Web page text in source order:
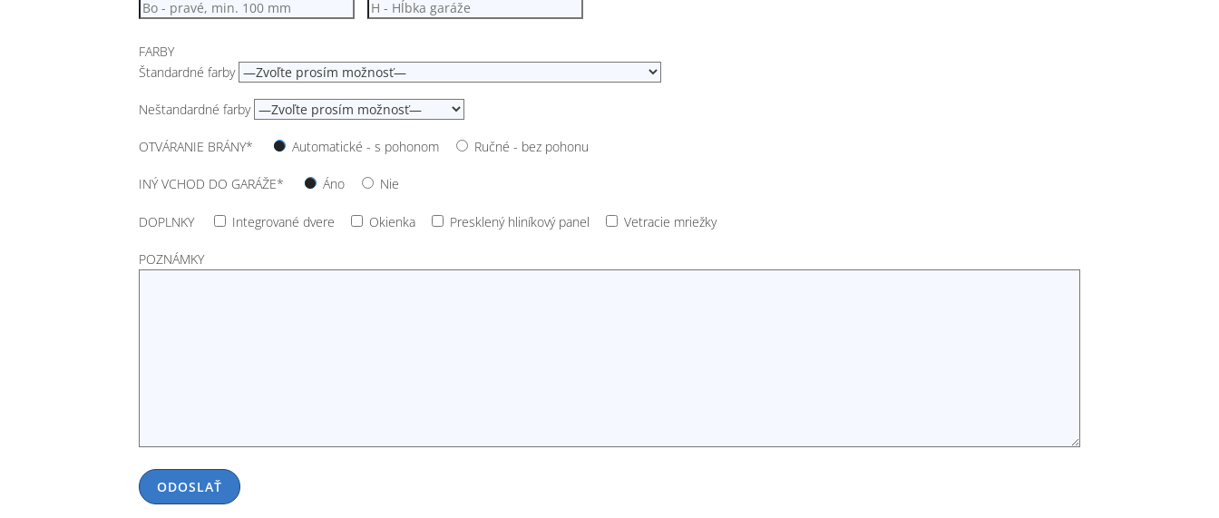
FARBY
Štandardné farby
Neštandardné farby
OTVÁRANIE BRÁNY* Automatické - s pohonom Ručné - bez pohonu
INÝ VCHOD DO GARÁŽE* Áno Nie
DOPLNKY Integrované dvere Okienka Presklený hliníkový panel Vetracie mriežky
POZNÁMKY